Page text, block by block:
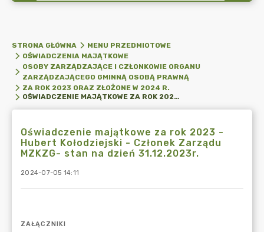
STRONA GŁÓWNA
MENU PRZEDMIOTOWE
OŚWIADCZENIA MAJĄTKOWE
OSOBY ZARZĄDZAJĄCE I CZŁONKOWIE ORGANU
ZARZĄDZAJĄCEGO GMINNĄ OSOBĄ PRAWNĄ
ZA ROK 2023 ORAZ ZŁOŻONE W 2024 R.
OŚWIADCZENIE MAJĄTKOWE ZA ROK 2023 -HUBERT KOŁODZIEJSKI - CZŁONEK ZARZĄDU MZKZG- STAN NA DZIEŃ 31.12.2023R.
Oświadczenie majątkowe za rok 2023 -
Hubert Kołodziejski - Członek Zarządu
MZKZG- stan na dzień 31.12.2023r.
2024-07-05 14:11
ZAŁĄCZNIKI